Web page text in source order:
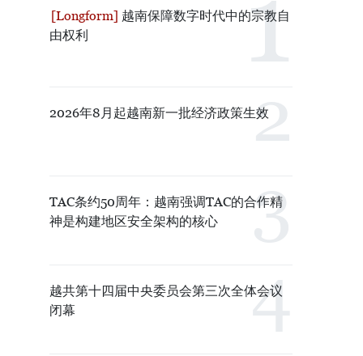
越南保障数字时代中的宗教自
由权利
2026年8月起越南新一批经济政策生效
TAC条约50周年：越南强调TAC的合作精
神是构建地区安全架构的核心
越共第十四届中央委员会第三次全体会议
闭幕